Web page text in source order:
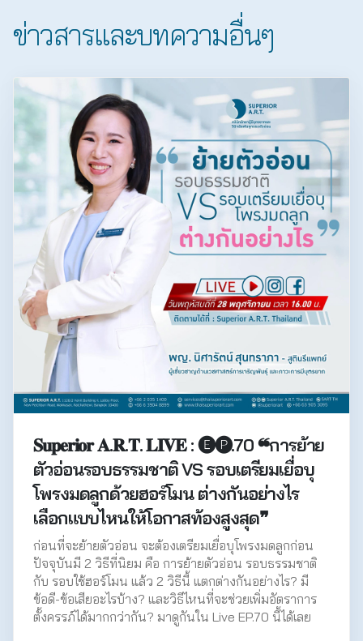
ข่าวสารและบทความอื่นๆ
𝐒𝐮𝐩𝐞𝐫𝐢𝐨𝐫 𝐀.𝐑.𝐓. 𝐋𝐈𝐕𝐄 : 🅔🅟.70 ❝การย้าย
ตัวอ่อนรอบธรรมชาติ VS รอบเตรียมเยื่อบุ
โพรงมดลูกด้วยฮอร์โมน ต่างกันอย่างไร
เลือกแบบไหนให้โอกาสท้องสูงสุด❞
ก่อนที่จะย้ายตัวอ่อน จะต้องเตรียมเยื่อบุโพรงมดลูกก่อน
ปัจจุบันมี 2 วิธีที่นิยม คือ การย้ายตัวอ่อน รอบธรรมชาติ
กับ รอบใช้ฮอร์โมน แล้ว 2 วิธีนี้ แตกต่างกันอย่างไร? มี
ข้อดี-ข้อเสียอะไรบ้าง? และวิธีไหนที่จะช่วยเพิ่มอัตราการ
ตั้งครรภ์ได้มากกว่ากัน? มาดูกันใน Live EP.70 นี้ได้เลย